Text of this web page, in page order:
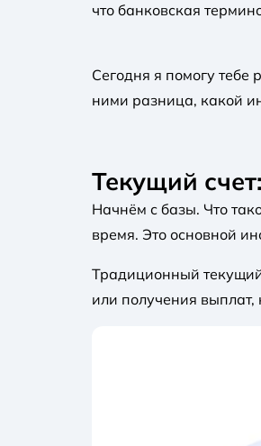
что банковская
Сегодня я помогу тебе
ними разница, какой
Текущий
Начнём с базы. Что
время. Это основной
Традиционный
или получения